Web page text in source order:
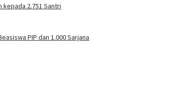
kepada 2.751 Santri
PIP dan 1.000 Sarjana